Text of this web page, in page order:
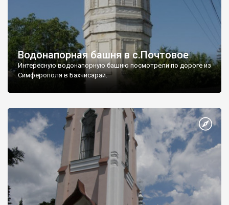
Водонапорная башня в с.Почтовое
Интересную водонапорную башню посмотрели по дороге из
Симферополя в Бахчисарай.